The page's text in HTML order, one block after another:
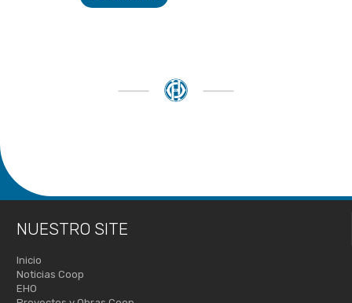
NUESTRO SITE
Inicio
Noticias Coop
EHO